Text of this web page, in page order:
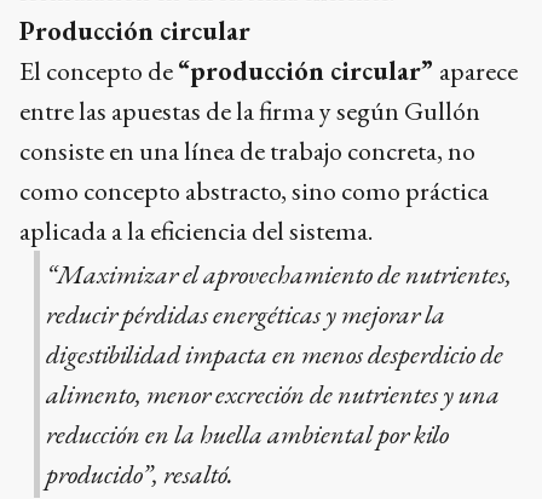
Producción circular
El concepto de“producción circular” aparece
entre las apuestas de la firma y según Gullón
consiste en una línea de trabajo concreta, no
como concepto abstracto, sino como práctica
aplicada a la eficiencia del sistema.
“Maximizar el aprovechamiento de nutrientes,
reducir pérdidas energéticas y mejorar la
digestibilidad impacta en menos desperdicio de
alimento, menor excreción de nutrientes y una
reducción en la huella ambiental por kilo
producido”, resaltó.